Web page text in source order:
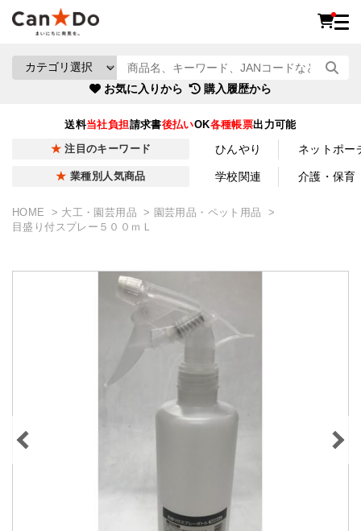
お気に入りから 購入履歴から
送料当社負担請求書後払いOK各種帳票出力可能
注目のキーワード ひんやり ネットポー
業種別人気商品 学校関連 介護・保育
HOME 大工・園芸用品
園芸用品・ペット用品
目盛り付スプレー５００ｍＬ